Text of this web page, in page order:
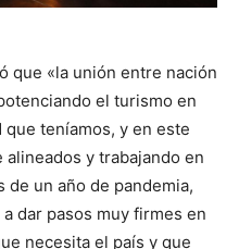
que «la unión entre nación
el turismo en
teníamos, y en este
y trabajando en
de un año de pandemia,
dar pasos muy firmes en
necesita el país y que